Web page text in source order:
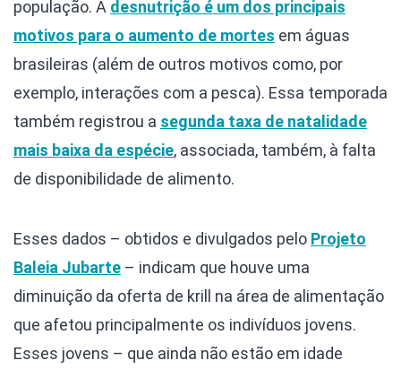
população. A desnutrição é um dos principais
motivos para o aumento de mortes em águas
brasileiras (além de outros motivos como, por
exemplo, interações com a pesca). Essa temporada
também registrou a segunda taxa de natalidade
mais baixa da espécie, associada, também, à falta
de disponibilidade de alimento.
Esses dados – obtidos e divulgados pelo Projeto
Baleia Jubarte – indicam que houve uma
diminuição da oferta de krill na área de alimentação
que afetou principalmente os indivíduos jovens.
Esses jovens – que ainda não estão em idade